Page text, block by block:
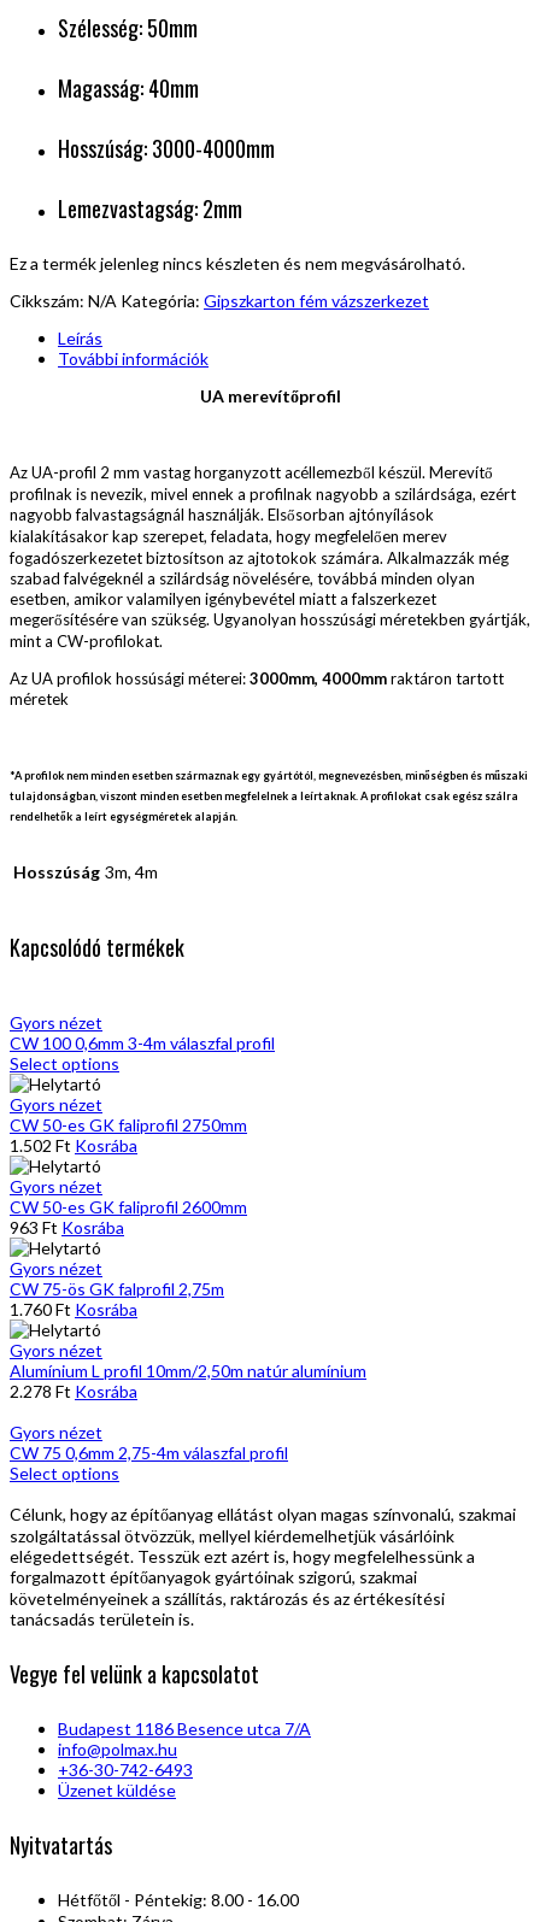
Szélesség: 50mm
Magasság: 40mm
Hosszúság: 3000-4000mm
Lemezvastagság: 2mm
Ez a termék jelenleg nincs készleten és nem megvásárolható.
Cikkszám: N/A Kategória: Gipszkarton fém vázszerkezet
Leírás
További információk
UA merevítőprofil
Az UA-profil 2 mm vastag horganyzott acéllemezből készül. Merevítő
profilnak is nevezik, mivel ennek a profilnak nagyobb a szilárdsága, ezért
nagyobb falvastagságnál használják. Elsősorban ajtónyílások
kialakításakor kap szerepet, feladata, hogy megfelelően merev
fogadószerkezetet biztosítson az ajtotokok számára. Alkalmazzák még
szabad falvégeknél a szilárdság növelésére, továbbá minden olyan
esetben, amikor vala­milyen igénybevétel miatt a falszerkezet
megerősítésére van szükség. Ugyanolyan hosszúsági méretekben gyárt­ják,
mint a CW-profilokat.
Az UA profilok hossúsági méterei:3000mm, 4000mmraktáron tartott
méretek
*A profilok nem minden esetben származnak egy gyártótól, megnevezésben, minőségben és műszaki
tulajdonságban, viszont minden esetben megfelelnek a leírtaknak. A profilokat csak egész szálra
rendelhetők a leírt egységméretek alapján.
Hosszúság 3m, 4m
Kapcsolódó termékek
Gyors nézet
CW 100 0,6mm 3-4m válaszfal profil
Select options
Gyors nézet
CW 50-es GK faliprofil 2750mm
1.502 Ft Kosrába
Gyors nézet
CW 50-es GK faliprofil 2600mm
963 Ft Kosrába
Gyors nézet
CW 75-ös GK falprofil 2,75m
1.760Ft Kosrába
Gyors nézet
Alumínium L profil 10mm/2,50m natúr alumínium
2.278 Ft Kosrába
Gyors nézet
CW 75 0,6mm 2,75-4m válaszfal profil
Select options
Célunk, hogy az építőanyag ellátást olyan magas színvonalú, szakmai
szolgáltatással ötvözzük, mellyel kiérdemelhetjük vásárlóink
elégedettségét. Tesszük ezt azért is, hogy megfelelhessünk a
forgalmazott építőanyagok gyártóinak szigorú, szakmai
követelményeinek a szállítás, raktározás és az értékesítési
tanácsadás területein is.
Vegye fel velünk a kapcsolatot
Budapest 1186 Besence utca 7/A
info@polmax.hu
+36-30-742-6493
Üzenet küldése
Nyitvatartás
Hétfőtől - Péntekig: 8.00 - 16.00